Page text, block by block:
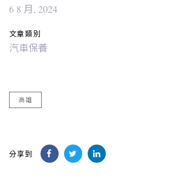
6 8 月, 2024
文章類別
汽車保養
高雄
分享到